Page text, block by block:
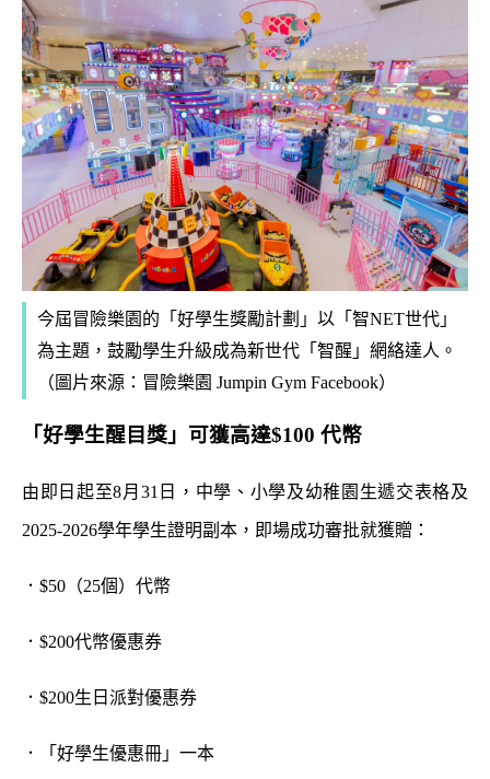
今屆冒險樂園的「好學生獎勵計劃」以「智NET世代」
為主題，鼓勵學生升級成為新世代「智醒」網絡達人。
（圖片來源：冒險樂園 Jumpin Gym Facebook）
「好學生醒目獎」可獲高達$100 代幣
由即日起至8月31日，中學、小學及幼稚園生遞交表格及
2025-2026學年學生證明副本，即場成功審批就獲贈：
．$50（25個）代幣
．$200代幣優惠券
．$200生日派對優惠券
．「好學生優惠冊」一本